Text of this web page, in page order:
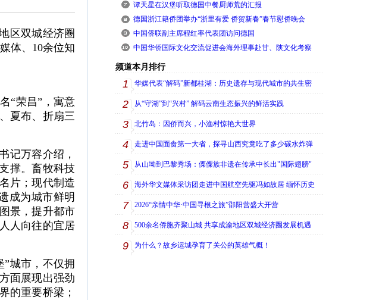
区双城经济圈
体、10余位知
“荣昌”，寓意
夏布、折扇三
记万容介绍，
撑。畜牧科技
片；现代制造
成为城市鲜明
景，提升都市
人向往的宜居
城市，不仅拥
面展现出强劲
的重要桥梁；
谭天星在汉堡听取德国中餐厨师荒的汇报
德国浙江籍侨团举办“浙里有爱 侨贺新春”春节慰侨晚会
中国侨联副主席程红率代表团访问德国
中国华侨国际文化交流促进会海外理事赴甘、陕文化考察
频道本月排行
1 华媒代表“解码”新都桂湖：历史遗存与现代城市的共生密
2 从“守湖”到“兴村” 解码云南生态振兴的鲜活实践
3 北竹岛：因侨而兴，小渔村惊艳大世界
4 走进中国面食第一大省，探寻山西究竟吃了多少碳水炸弹
5 从山坳到巴黎秀场：傈僳族非遗在传承中长出"国际翅膀"
6 海外华文媒体采访团走进中国航空先驱冯如故居 缅怀历史
7 2026“亲情中华·中国寻根之旅”邵阳营盛大开营
8 500余名侨胞齐聚山城 共享成渝地区双城经济圈发展机遇
9 为什么？故乡运城孕育了关公的英雄气概！